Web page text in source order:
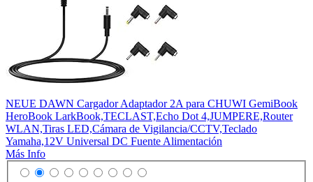
NEUE DAWN Cargador Adaptador 2A para CHUWI GemiBook
HeroBook LarkBook,TECLAST,Echo Dot 4,JUMPERE,Router
WLAN,Tiras LED,Cámara de Vigilancia/CCTV,Teclado
Yamaha,12V Universal DC Fuente Alimentación
Más Info